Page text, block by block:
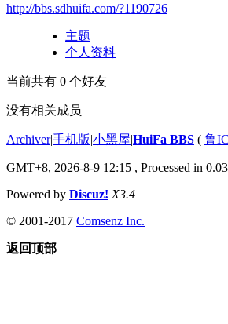
http://bbs.sdhuifa.com/?1190726
主题
个人资料
当前共有 0 个好友
没有相关成员
Archiver|手机版|小黑屋|HuiFa BBS ( 鲁
GMT+8, 2026-8-9 12:15 , Processed in
Powered by Discuz! X3.4
© 2001-2017 Comsenz Inc.
返回顶部